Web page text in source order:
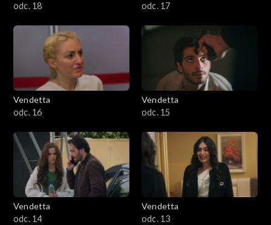
odc. 18
odc. 17
Vendetta
odc. 16
Vendetta
odc. 15
Vendetta
odc. 14
Vendetta
odc. 13